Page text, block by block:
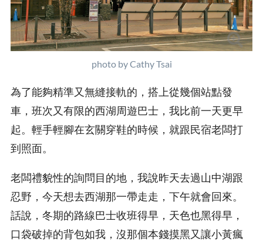
photo by Cathy Tsai
為了能夠精準又無縫接軌的，搭上從幾個站點發
車，班次又有限的西湖周遊巴士，我比前一天更早
起。輕手輕腳在玄關穿鞋的時候，就跟民宿老闆打
到照面。
老闆禮貌性的詢問目的地，我說昨天去過山中湖跟
忍野，今天想去西湖那一帶走走，下午就會回來。
話說，冬期的路線巴士收班得早，天色也黑得早，
口袋破掉的背包如我，沒那個本錢摸黑又讓小黃瘋